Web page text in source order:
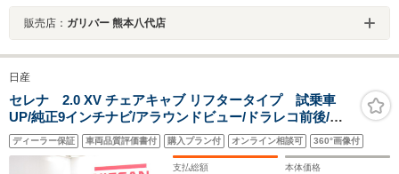
販売店： ガリバー 熊本八代店
日産
セレナ 2.0 XV チェアキャブ リフタータイプ 試乗車
UP/純正9インチナビ/アラウンドビュー/ドラレコ前後/両
側オートスライドドア/プロパイロット/スマ-トルームミ
ラ-/ETC
ディーラー保証 車両品質評価書付 購入プラン付 オンライン相談可 360°画像付
支払総額 本体価格